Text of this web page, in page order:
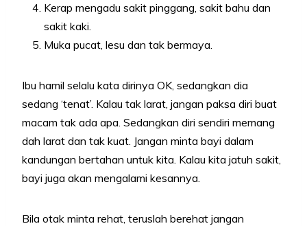
Kerap mengadu sakit pinggang, sakit bahu dan
sakit kaki.
Muka pucat, lesu dan tak bermaya.
Ibu hamil selalu kata dirinya OK, sedangkan dia
sedang ‘tenat’. Kalau tak larat, jangan paksa diri buat
macam tak ada apa. Sedangkan diri sendiri memang
dah larat dan tak kuat. Jangan minta bayi dalam
kandungan bertahan untuk kita. Kalau kita jatuh sakit,
bayi juga akan mengalami kesannya.
Bila otak minta rehat, teruslah berehat jangan